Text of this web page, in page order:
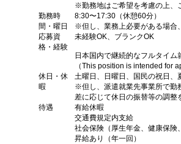
※勤務地はご希望を考慮の上、
勤務時
間・曜日
8:30〜17:30（休憩60分）
※但し、業務上必要がある場合
応募資
格・経験
未経験OK、ブランクOK
日本国内で継続的なフルタイム
（This position is intended for
休日・休
暇
土曜日、日曜日、国民の祝日、
※但し、派遣就業先事業所で勤
差に応じて休日の振替等の調整
待遇
有給休暇
交通費規定内支給
社会保険（厚生年金、健康保険
昇給あり（年一回）